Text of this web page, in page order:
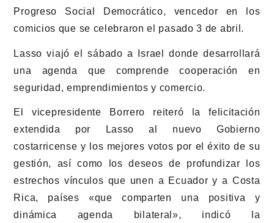
Progreso Social Democrático, vencedor en los
comicios que se celebraron el pasado 3 de abril.
Lasso viajó el sábado a Israel donde desarrollará
una agenda que comprende cooperación en
seguridad, emprendimientos y comercio.
El vicepresidente Borrero reiteró la felicitación
extendida por Lasso al nuevo Gobierno
costarricense y los mejores votos por el éxito de su
gestión, así como los deseos de profundizar los
estrechos vínculos que unen a Ecuador y a Costa
Rica, países «que comparten una positiva y
dinámica agenda bilateral», indicó la